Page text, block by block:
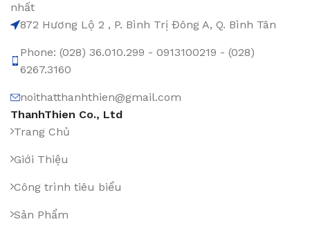
nhất
872 Hương Lộ 2 , P. Bình Trị Đông A, Q. Bình Tân
Phone: (028) 36.010.299 - 0913100219 - (028)
6267.3160
noithatthanhthien@gmail.com
ThanhThien Co., Ltd
Trang Chủ
Giới Thiệu
Công trình tiêu biểu
Sản Phẩm